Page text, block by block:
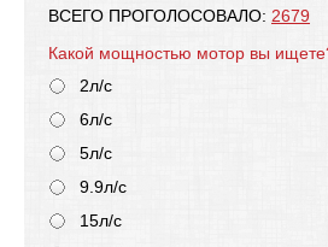
ВСЕГО ПРОГОЛОСОВАЛО: 2679
Какой мощностью мотор вы
2л/с
6л/с
5л/с
9.9л/с
15л/с